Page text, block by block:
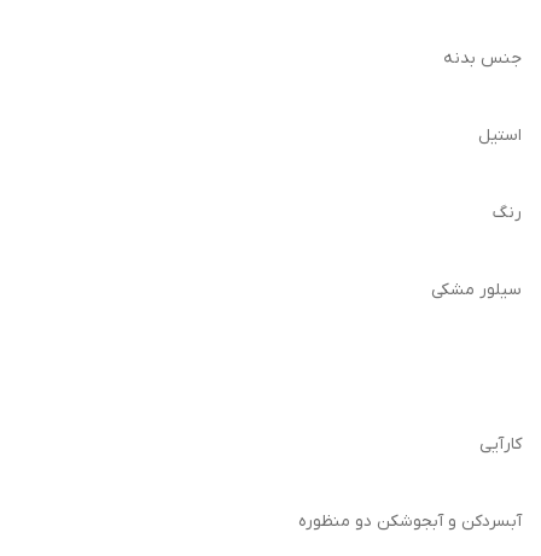
جنس بدنه
استیل
رنگ
سیلور مشکی
کارآیی
آبسردکن و آبجوشکن دو منظوره